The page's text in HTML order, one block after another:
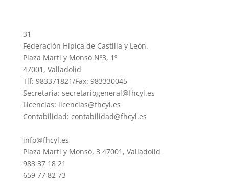
31
Federación Hípica de Castilla y León.
Plaza Martí y Monsó Nº3, 1º
47001, Valladolid
Tlf: 983371821/Fax: 983330045
Secretaria: secretariogeneral@fhcyl.es
Licencias: licencias@fhcyl.es
Contabilidad: contabilidad@fhcyl.es
info@fhcyl.es
Plaza Martí y Monsó, 3 47001, Valladolid
983 37 18 21
659 77 82 73